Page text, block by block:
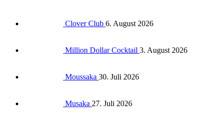
Clover Club 6. August 2026
Million Dollar Cocktail 3. August 2026
Moussaka 30. Juli 2026
Musaka 27. Juli 2026